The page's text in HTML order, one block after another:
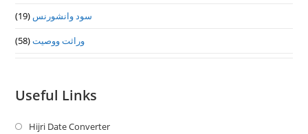
سود وانشورنس (19)
وراثت ووصيت(58)
Useful Links
Hijri Date ConverterOpens